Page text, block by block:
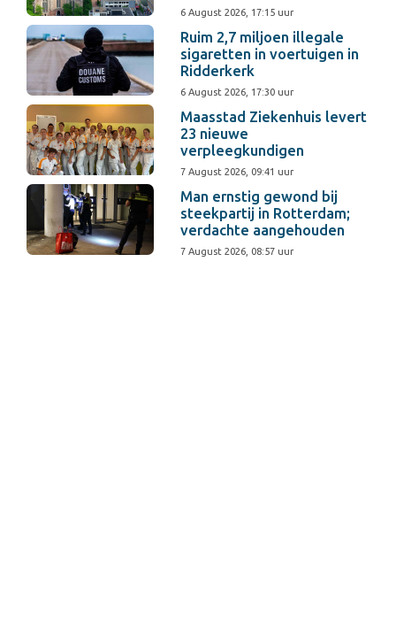
6 August 2026, 17:15 uur
Ruim 2,7 miljoen illegale
sigaretten in voertuigen in
Ridderkerk
6 August 2026, 17:30 uur
Maasstad Ziekenhuis levert
23 nieuwe
verpleegkundigen
7 August 2026, 09:41 uur
Man ernstig gewond bij
steekpartij in Rotterdam;
verdachte aangehouden
7 August 2026, 08:57 uur